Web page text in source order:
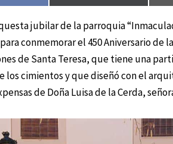
jubilar de la parroquia
conmemorar el 450 Aniversario de
de Santa Teresa, que tiene una
los cimientos y que diseñó con el
de Doña Luisa de la Cerda,